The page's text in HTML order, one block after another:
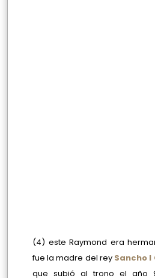
(4) este Raymond era
fue la madre del rey Sancho
que subió al trono el año